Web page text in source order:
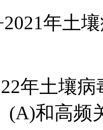
年土
年土壤
(A)和高频